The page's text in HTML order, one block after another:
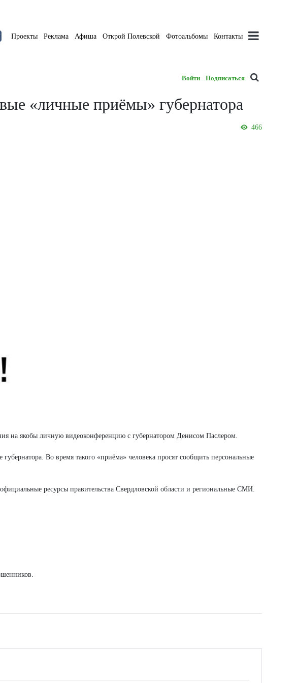
Проекты Реклама Афиша Открой Полевской Фотоальбомы Контакты
Войти Подписаться
«личные приёмы» губернатора
466
на якобы личную видеоконференцию с губернатором Денисом Паслером.
Во время такого «приёма» человека просят сообщить персональные
ресурсы правительства Свердловской области и региональные СМИ.